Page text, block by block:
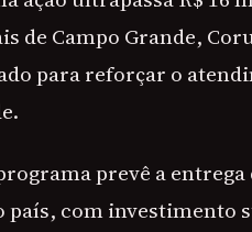
de Campo Grande,
para reforçar o
prevê a entrega
com investimento